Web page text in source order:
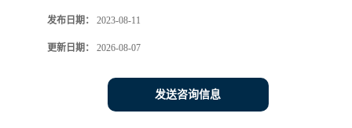
发布日期： 2023-08-11
更新日期： 2026-08-07
发送咨询信息